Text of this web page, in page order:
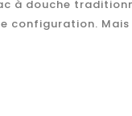
à douche
configuration.